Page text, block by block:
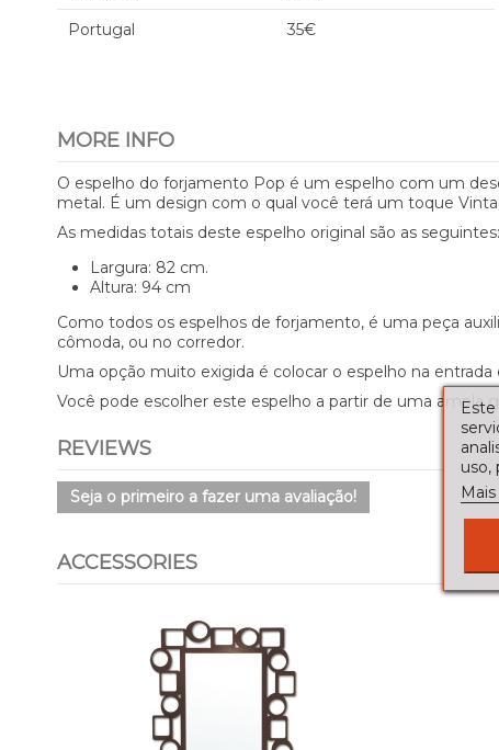
Portugal 35€
MORE INFO
O espelho do forjamento Pop é um espelho com um
metal. É um design com o qual você terá um toque
As medidas totais deste espelho original são as seguintes:
Largura: 82 cm.
Altura: 94 cm
Como todos os espelhos de forjamento, é uma peça
cômoda, ou no corredor.
Uma opção muito exigida é colocar o espelho na
Você pode escolher este espelho a partir de uma ampla
REVIEWS
Seja o primeiro a fazer uma avaliação!
ACCESSORIES
uso,